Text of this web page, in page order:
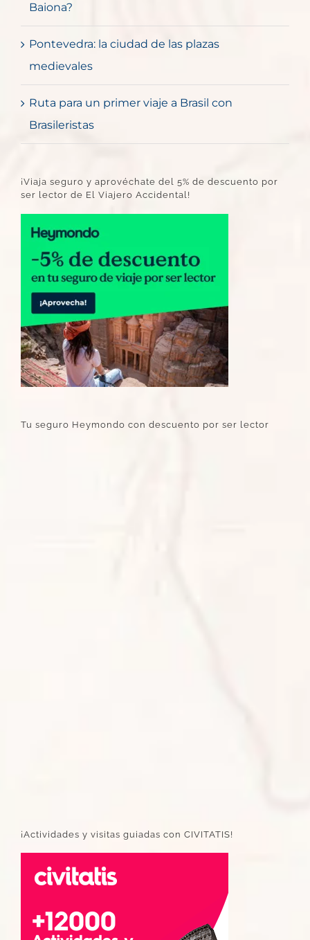
Baiona?
Pontevedra: la ciudad de las plazas
medievales
Ruta para un primer viaje a Brasil con
Brasileristas
¡Viaja seguro y aprovéchate del 5% de descuento por
ser lector de El Viajero Accidental!
Tu seguro Heymondo con descuento por ser lector
¡Actividades y visitas guiadas con CIVITATIS!